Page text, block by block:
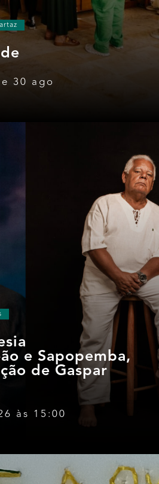
30 ago
e Sapopemba,
de Gaspar
às 15:00